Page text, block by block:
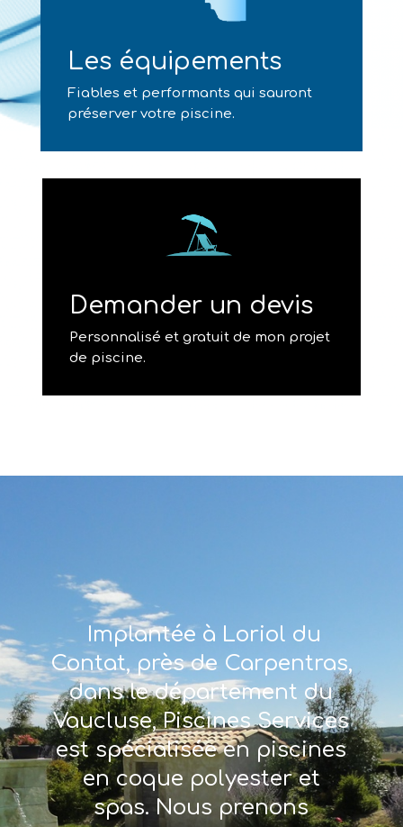
Les équipements
Fiables et performants qui sauront
préserver votre piscine.
Demander un devis
Personnalisé et gratuit de mon projet
de piscine.
Implantée à Loriol du
Contat, près de Carpentras,
dans le département du
Vaucluse, Piscines Services
est spécialisée en piscines
en coque polyester et
spas. Nous prenons